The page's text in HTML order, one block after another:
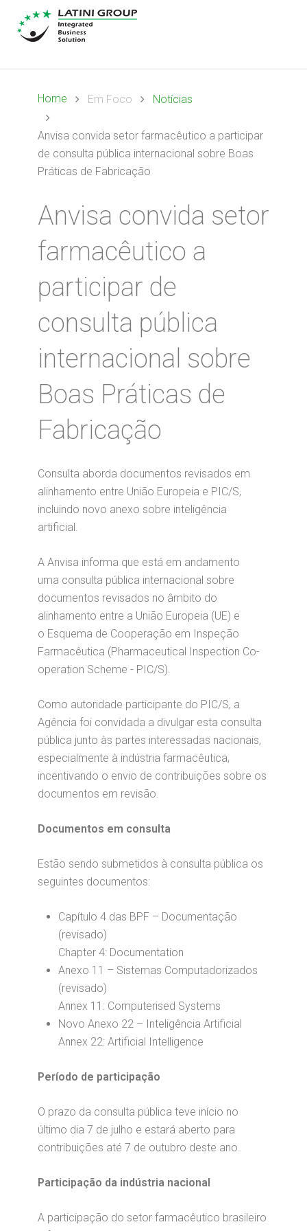
Home Em Foco Notícias
Anvisa convida setor farmacêutico a participar
de consulta pública internacional sobre Boas
Práticas de Fabricação
Anvisa convida setor
farmacêutico a
participar de
consulta pública
internacional sobre
Boas Práticas de
Fabricação
Consulta aborda documentos revisados em
alinhamento entre União Europeia e PIC/S,
incluindo novo anexo sobre inteligência
artificial.
A Anvisa informa que está em andamento
uma consulta pública internacional sobre
documentos revisados no âmbito do
alinhamento entre a União Europeia (UE) e
o Esquema de Cooperação em Inspeção
Farmacêutica (Pharmaceutical Inspection Co-
operation Scheme - PIC/S).
Como autoridade participante do PIC/S, a
Agência foi convidada a divulgar esta consulta
pública junto às partes interessadas nacionais,
especialmente à indústria farmacêutica,
incentivando o envio de contribuições sobre os
documentos em revisão.
Documentos em consulta
Estão sendo submetidos à consulta pública os
seguintes documentos:
Capítulo 4 das BPF – Documentação
(revisado)
Chapter 4: Documentation
Anexo 11 – Sistemas Computadorizados
(revisado)
Annex 11: Computerised Systems
Novo Anexo 22 – Inteligência Artificial
Annex 22: Artificial Intelligence
Período de participação
O prazo da consulta pública teve início no
último dia 7 de julho e estará aberto para
contribuições até 7 de outubro deste ano.
Participação da indústria nacional
A participação do setor farmacêutico brasileiro